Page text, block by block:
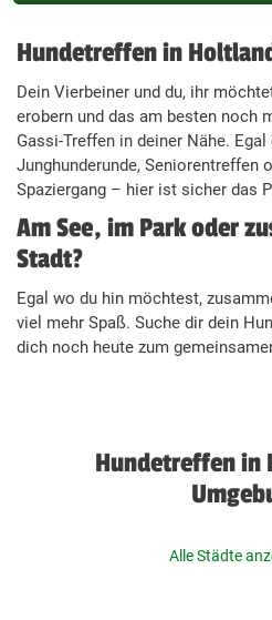
Hundetreffen in
Dein Vierbeiner und du, ihr
erobern und das am besten noch
Gassi-Treffen in deiner Nähe.
Junghunderunde, Seniorentreffen
Spaziergang – hier ist sicher das
Am See, im Park oder
Stadt?
Egal wo du hin möchtest,
viel mehr Spaß. Suche dir dein
dich noch heute zum
Hundetreffen in
Alle Städte